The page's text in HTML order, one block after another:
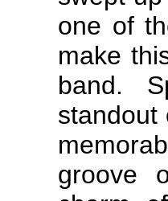
one of
make
band.
standout
groove